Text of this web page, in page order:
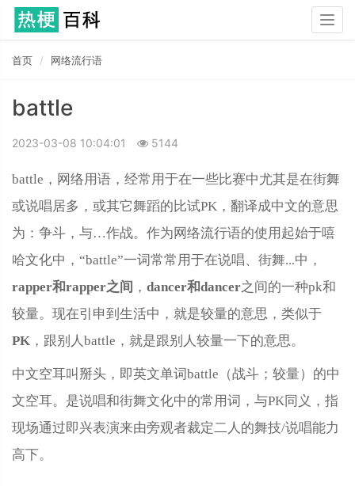
首页 网络流行语
battle
2023-03-08 10:04:01 5144
battle，网络用语，经常用于在一些比赛中尤其是在街舞
或说唱居多，或其它舞蹈的比试PK，翻译成中文的意思
为：争斗，与…作战。作为网络流行语的使用起始于嘻
哈文化中，“battle”一词常常用于在说唱、街舞...中，
rapper和rapper之间 ， dancer和dancer之间的一种pk和
较量。现在引申到生活中，就是较量的意思，类似于
PK ，跟别人battle，就是跟别人较量一下的意思。
中文空耳叫掰头，即英‌‌‌‌‌‌‌‌文单词battle（战斗；较量）的中
文空耳。是说唱和街舞文化中的常用词，与PK同义，指
现场通过即兴表演来由旁观者裁定二人的舞技/说唱能力
高下。